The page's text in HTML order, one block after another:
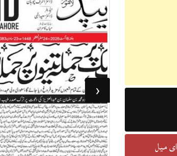
‹
ای میل